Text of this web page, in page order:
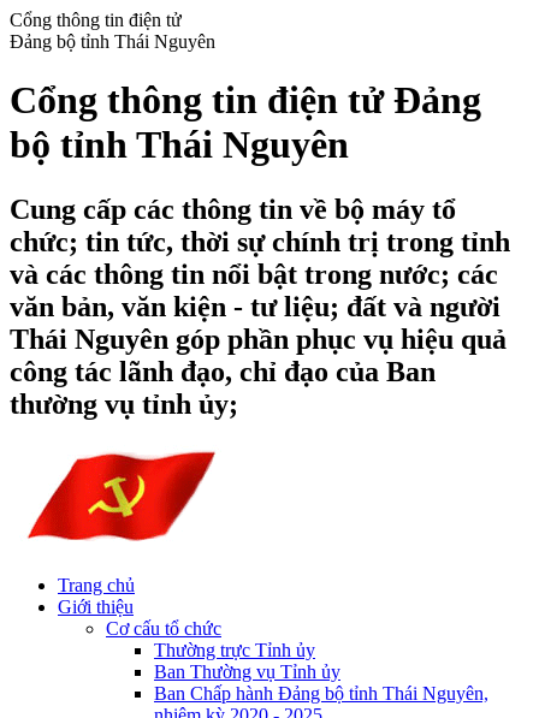
Cổng thông tin điện tử
Đảng bộ tỉnh Thái Nguyên
Cổng thông tin điện tử Đảng
bộ tỉnh Thái Nguyên
Cung cấp các thông tin về bộ máy tổ
chức; tin tức, thời sự chính trị trong tỉnh
và các thông tin nổi bật trong nước; các
văn bản, văn kiện - tư liệu; đất và người
Thái Nguyên góp phần phục vụ hiệu quả
công tác lãnh đạo, chỉ đạo của Ban
thường vụ tỉnh ủy;
Trang chủ
Giới thiệu
Cơ cấu tổ chức
Thường trực Tỉnh ủy
Ban Thường vụ Tỉnh ủy
Ban Chấp hành Đảng bộ tỉnh Thái Nguyên,